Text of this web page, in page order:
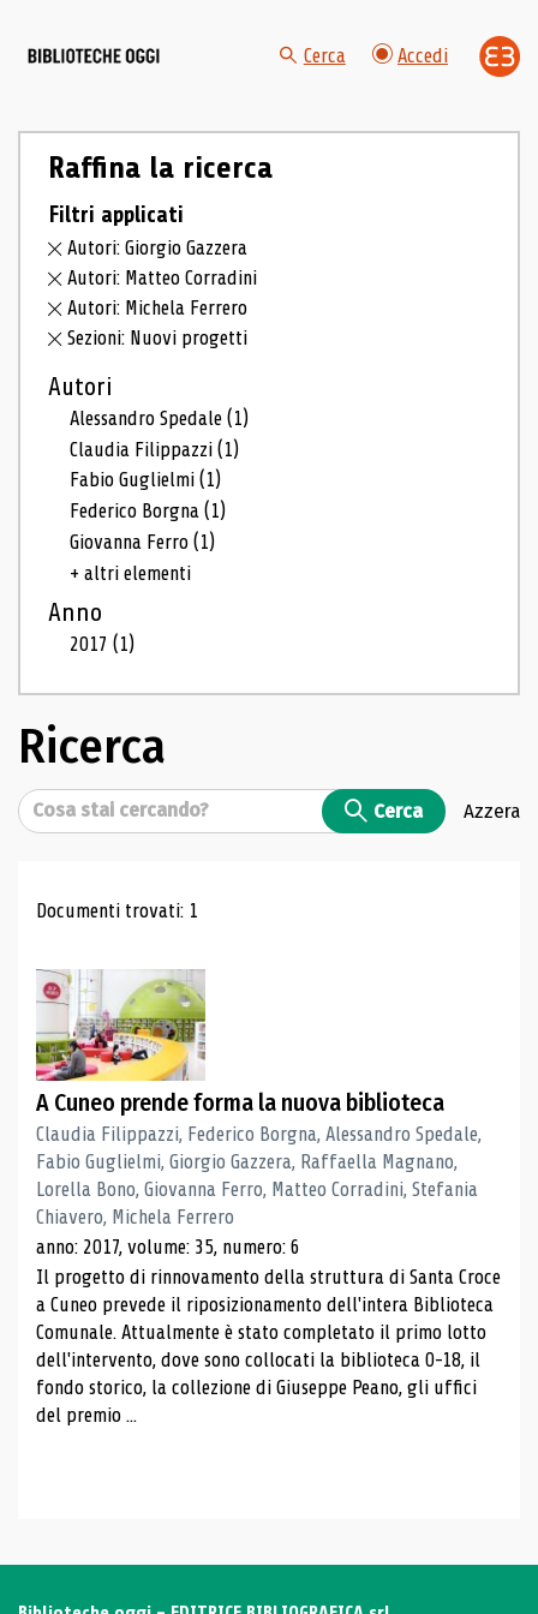
Cerca Accedi
Raffina la ricerca
Filtri applicati
Autori: Giorgio Gazzera
Autori: Matteo Corradini
Autori: Michela Ferrero
Sezioni: Nuovi progetti
Autori
Alessandro Spedale(1)
Claudia Filippazzi(1)
Fabio Guglielmi(1)
Federico Borgna(1)
Giovanna Ferro(1)
+ altri elementi
Anno
2017(1)
Ricerca
Cerca Cerca Azzera
Risultati di ricerca
Documenti trovati: 1
A Cuneo prende forma la nuova biblioteca
Claudia Filippazzi, Federico Borgna, Alessandro Spedale,
Fabio Guglielmi, Giorgio Gazzera, Raffaella Magnano,
Lorella Bono, Giovanna Ferro, Matteo Corradini, Stefania
Chiavero, Michela Ferrero
anno: 2017, volume: 35, numero: 6
Il progetto di rinnovamento della struttura di Santa Croce
a Cuneo prevede il riposizionamento dell'intera Biblioteca
Comunale. Attualmente è stato completato il primo lotto
dell'intervento, dove sono collocati la biblioteca 0-18, il
fondo storico, la collezione di Giuseppe Peano, gli uffici
del premio ...